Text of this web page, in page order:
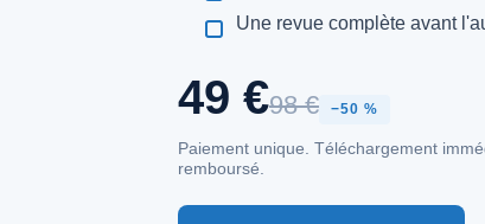
Une revue complète avant
49 €98 € −50 %
Paiement unique. Téléchargement
remboursé.